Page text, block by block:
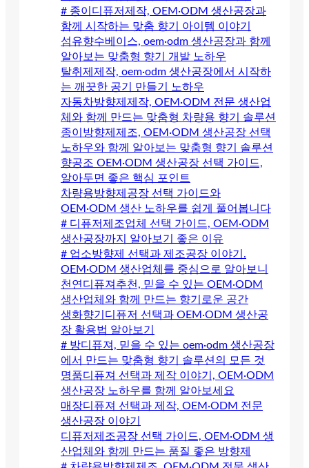
# 종이디퓨저제작, OEM·ODM 생산공장과
함께 시작하는 맞춤 향기 아이템 이야기
섬유향수베이스, oem·odm 생산공장과 함께
알아보는 맞춤형 향기 개발 노하우
탈취제제작, oem·odm 생산공장에서 시작하
는 깨끗한 공기 만들기 노하우
자동차방향제제작, OEM·ODM 전문 생산업
체와 함께 만드는 맞춤형 차량용 향기 솔루션
종이방향제제조, OEM·ODM 생산공장 선택
노하우와 함께 알아보는 맞춤형 향기 솔루션
향공조 OEM·ODM 생산공장 선택 가이드,
알아두면 좋은 핵심 포인트
차량용방향제공장 선택 가이드와
OEM·ODM 생산 노하우를 쉽게 풀어봅니다
# 디퓨저제조업체 선택 가이드, OEM·ODM
생산공장까지 알아보기 좋은 이유
# 업소방향제 선택과 제조공장 이야기.
OEM·ODM 생산업체를 중심으로 알아보니
천연디퓨져추천, 믿을 수 있는 OEM·ODM
생산업체와 함께 만드는 향기로운 공간
생화향기디퓨저 선택과 OEM·ODM 생산공
장 활용법 알아보기
# 방디퓨져, 믿을 수 있는 oem·odm 생산공장
에서 만드는 맞춤형 향기 솔루션의 모든 것
명품디퓨져 선택과 제작 이야기, OEM·ODM
생산공장 노하우를 함께 알아보세요
매장디퓨져 선택과 제작, OEM·ODM 전문
생산공장 이야기
디퓨저제조공장 선택 가이드, OEM·ODM 생
산업체와 함께 만드는 품질 좋은 방향제